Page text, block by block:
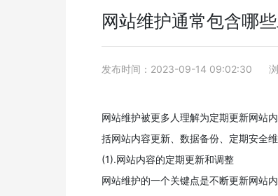
网站维护通常包含哪
发布时间：2023-09-14 09:02:30
网站维护被更多人理解为定期更新网站
括网站内容更新、数据备份、定期安全
(1).网站内容的定期更新和调整
网站维护的一个关键点是不断更新网站